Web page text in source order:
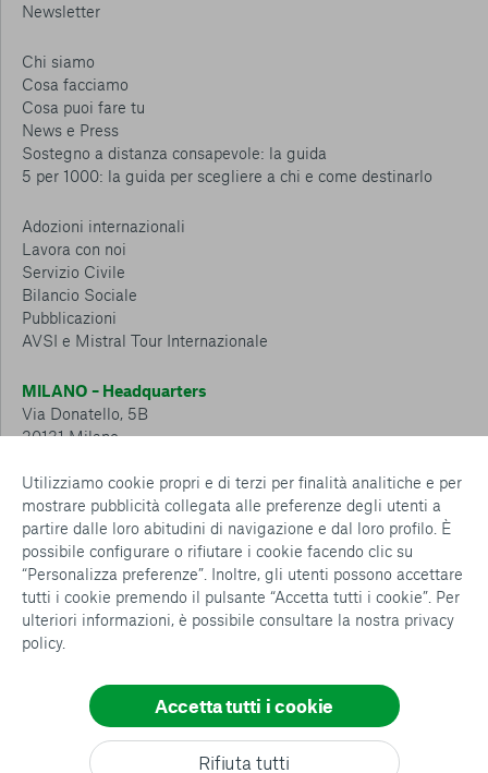
Utilizziamo cookie propri e di terzi per finalità analitiche e per
mostrare pubblicità collegata alle preferenze degli utenti a
partire dalle loro abitudini di navigazione e dal loro profilo. È
possibile configurare o rifiutare i cookie facendo clic su
“Personalizza preferenze”. Inoltre, gli utenti possono accettare
tutti i cookie premendo il pulsante “Accetta tutti i cookie”. Per
ulteriori informazioni, è possibile consultare la nostra privacy
policy.
Rifiuta tutti
Accetta tutti i cookie
Consenti tutti
Newsletter
Chi siamo
Cosa facciamo
Cosa puoi fare tu
News e Press
Sostegno a distanza consapevole: la guida
5 per 1000: la guida per scegliere a chi e come destinarlo
Adozioni internazionali
Lavora con noi
Servizio Civile
Bilancio Sociale
Pubblicazioni
AVSI e Mistral Tour Internazionale
MILANO – Headquarters
Via Donatello, 5B
20131 Milano
CESENA – Sostegno a distanza
Via Padre Vicinio da Sarsina, 216
47521 Cesena
Tel.: 0547 360 811
Detrazioni e deduzioni fiscali sulle donazioni: cosa sapere e
come usufruirne
Whistleblowing Policy
Privacy policy
Cookie policy
Configurazione Cookies